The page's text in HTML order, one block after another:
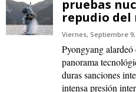
pruebas
repudio del
Viernes, Septiembre 9,
Pyongyang
panorama
duras sanciones
intensa presión